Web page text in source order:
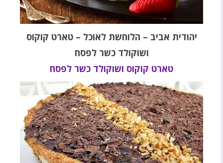
יהודית אביב – הלוחשת לאוכל – טארט קוקוס
ושוקולד כשר לפסח
טארט קוקוס ושוקולד כשר לפסח